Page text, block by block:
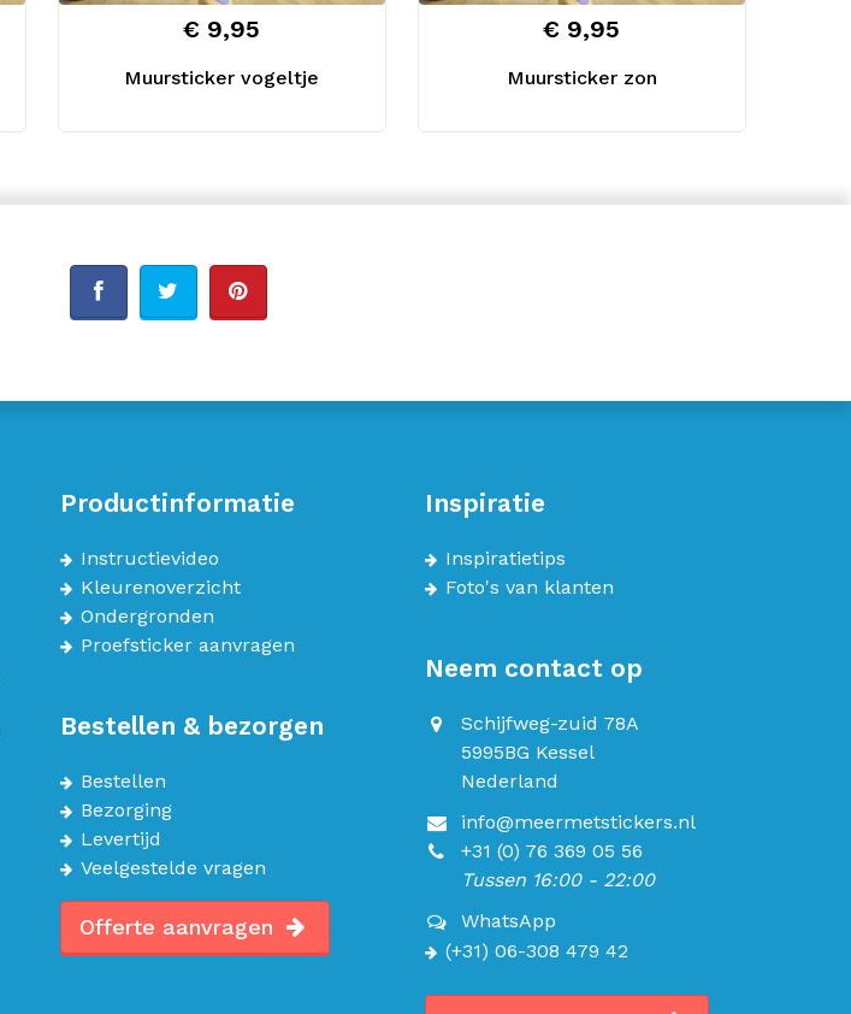
Muursticker vogeltje
€ 9,95
Muursticker zon
€ 9,95
Productinformatie
Instructievideo
Kleurenoverzicht
Ondergronden
Proefsticker aanvragen
Bestellen & bezorgen
Bestellen
Bezorging
Levertijd
Veelgestelde vragen
Offerte aanvragen
Inspiratie
Inspiratietips
Foto's van klanten
Neem contact op
Schijfweg-zuid 78A
5995BG Kessel
Nederland
info@meermetstickers.nl
+31 (0) 76 369 05 56
Tussen 16:00 - 22:00
WhatsApp
(+31) 06-308 479 42